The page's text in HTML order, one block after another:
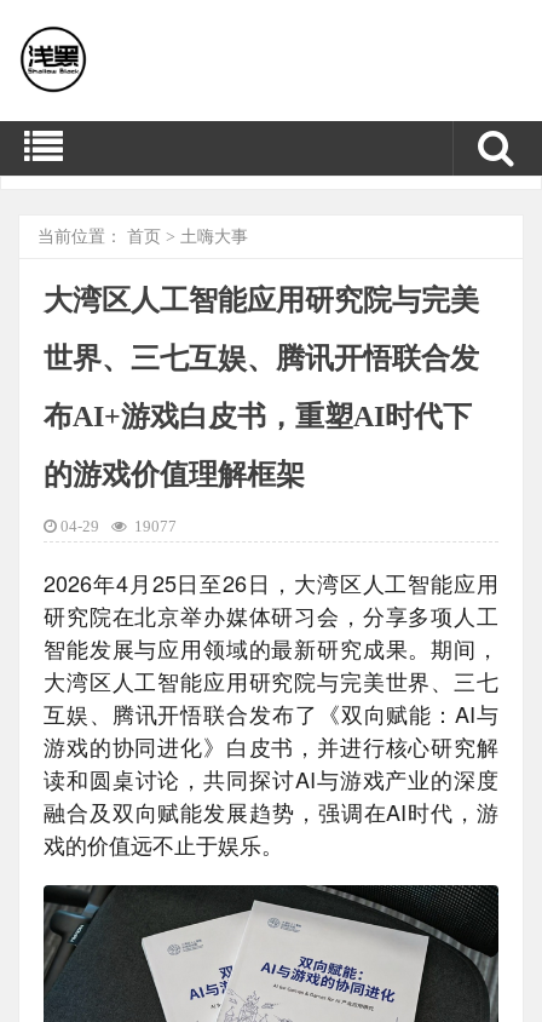
当前位置： 首页 > 土嗨大事
大湾区人工智能应用研究院与完美
世界、三七互娱、腾讯开悟联合发
布AI+游戏白皮书，重塑AI时代下
的游戏价值理解框架
04-29 19077
2026年4月25日至26日，大湾区人工智能应用
研究院在北京举办媒体研习会，分享多项人工
智能发展与应用领域的最新研究成果。期间，
大湾区人工智能应用研究院与完美世界、三七
互娱、腾讯开悟联合发布了《双向赋能：AI与
游戏的协同进化》白皮书，并进行核心研究解
读和圆桌讨论，共同探讨AI与游戏产业的深度
融合及双向赋能发展趋势，强调在AI时代，游
戏的价值远不止于娱乐。